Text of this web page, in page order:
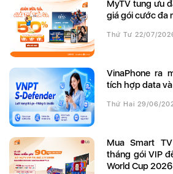
MyTV tung ưu đãi tháng 7: Giảm nửa
giá gói cước đa
Thứ Tư 22/07/
VinaPhone ra mắt bộ đôi gói cước
tích hợp data
Thứ Hai 29/06/
Mua Smart TV LG, MyTV tặng 3
tháng gói VIP
World Cup 2026